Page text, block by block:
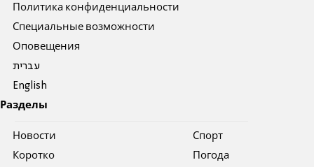
Политика конфиденциальности
Специальные возможности
Оповещения
עברית
English
Разделы
Новости
Коротко
Спорт
Погода